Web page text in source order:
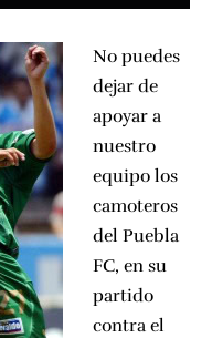
No puedes
dejar de
apoyar a
nuestro
equipo los
camoteros
del Puebla
FC, en su
partido
contra el